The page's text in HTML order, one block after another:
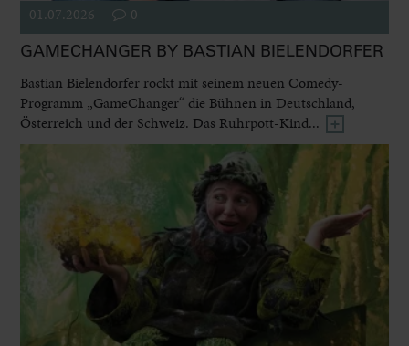
01.07.2026 0
GAMECHANGER BY BASTIAN BIELENDORFER
Bastian Bielendorfer rockt mit seinem neuen Comedy-
Programm „GameChanger“ die Bühnen in Deutschland,
Österreich und der Schweiz. Das Ruhrpott-Kind...